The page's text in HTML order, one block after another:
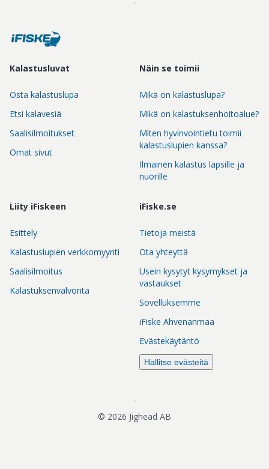
Kalastusluvat
Osta kalastuslupa
Etsi kalavesiä
Saalisilmoitukset
Omat sivut
Näin se toimii
Mikä on kalastuslupa?
Mikä on kalastuksenhoitoalue?
Miten hyvinvointietu toimii
kalastuslupien kanssa?
Ilmainen kalastus lapsille ja
nuorille
Liity iFiskeen
Esittely
Kalastuslupien verkkomyynti
Saalisilmoitus
Kalastuksenvalvonta
iFiske.se
Tietoja meistä
Ota yhteyttä
Usein kysytyt kysymykset ja
vastaukset
Sovelluksemme
iFiske Ahvenanmaa
Evästekäytäntö
Hallitse evästeitä
© 2026 Jighead AB